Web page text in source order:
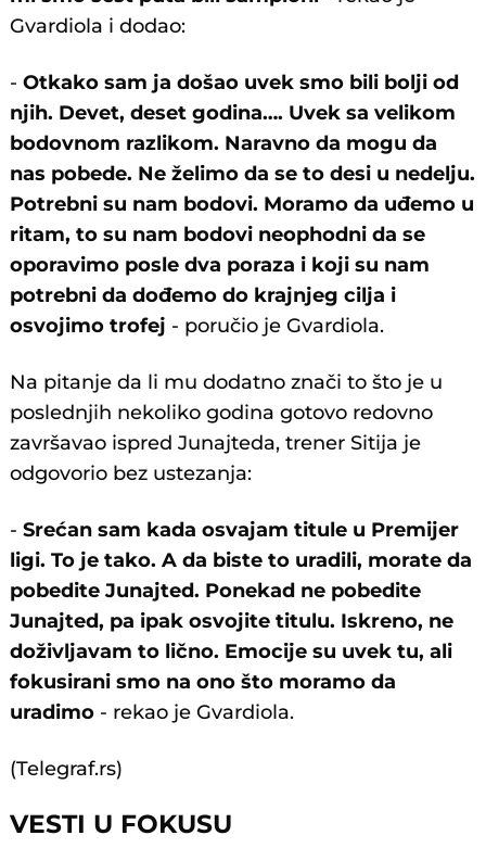
Gvardiola i dodao:
- Otkako sam ja došao uvek smo bili bolji od
njih. Devet, deset godina…. Uvek sa velikom
bodovnom razlikom. Naravno da mogu da
nas pobede. Ne želimo da se to desi u nedelju.
Potrebni su nam bodovi. Moramo da uđemo u
ritam, to su nam bodovi neophodni da se
oporavimo posle dva poraza i koji su nam
potrebni da dođemo do krajnjeg cilja i
osvojimo trofej - poručio je Gvardiola.
Na pitanje da li mu dodatno znači to što je u
poslednjih nekoliko godina gotovo redovno
završavao ispred Junajteda, trener Sitija je
odgovorio bez ustezanja:
-Srećan sam kada osvajam titule u Premijer
ligi. To je tako. A da biste to uradili, morate da
pobedite Junajted. Ponekad ne pobedite
Junajted, pa ipak osvojite titulu. Iskreno, ne
doživljavam to lično. Emocije su uvek tu, ali
fokusirani smo na ono što moramo da
uradimo - rekao je Gvardiola.
(Telegraf.rs)
VESTI U FOKUSU